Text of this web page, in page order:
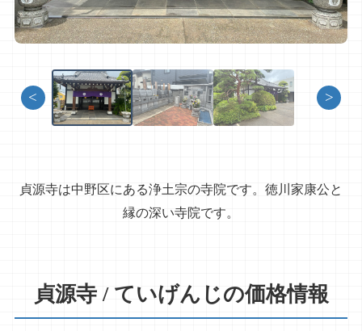
< >
貞源寺は中野区にある浄土宗の寺院です。徳川家康公と
縁の深い寺院です。
貞源寺 / ていげんじの価格情報